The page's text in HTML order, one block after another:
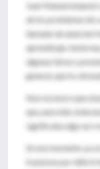
Juan Manuel
de los problemas de
llamado de atención
aprendizaje: tenía
algunas letras y
general, que lo
Ana reconoce que al
que, para ella, toda
significaba algo así
En ese momento ya
trastorno por déficit